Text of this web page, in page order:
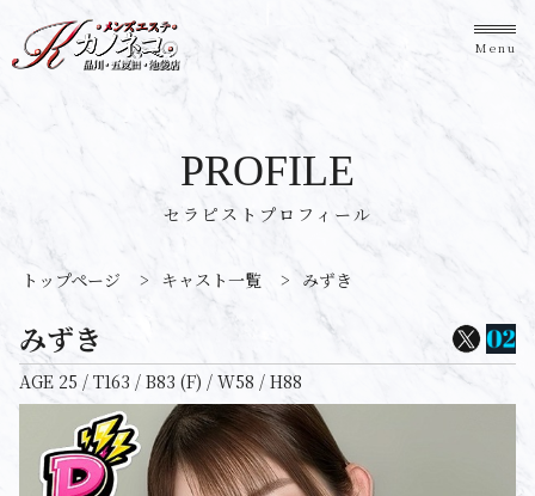
Menu
セラピストプロフィール
PROFILE
トップページ > キャスト一覧 > みずき
みずき
AGE 25 / T163 / B83 (F) / W58 / H88